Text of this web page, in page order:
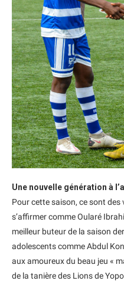
Une nouvelle génération à
Pour cette saison, ce sont
s’affirmer comme Oularé
meilleur buteur de la saison
adolescents comme Abdul
aux amoureux du beau jeu «
de la tanière des Lions de